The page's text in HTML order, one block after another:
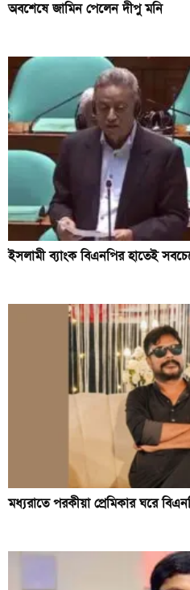
অবশেষে জামিন পেলেন দীপু মনি
ইসলামী ব্যাংক বিএনপির হাতেই
মধ্যরাতে পরকীয়া প্রেমিকার ঘরে